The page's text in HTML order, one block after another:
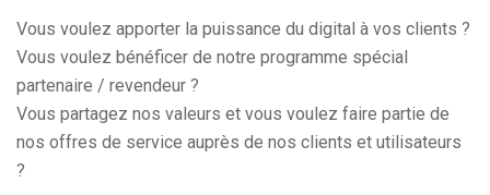
Vous voulez apporter la puissance du digital à vos clients ?
Vous voulez bénéficer de notre programme spécial
partenaire / revendeur ?
Vous partagez nos valeurs et vous voulez faire partie de
nos offres de service auprès de nos clients et utilisateurs
?